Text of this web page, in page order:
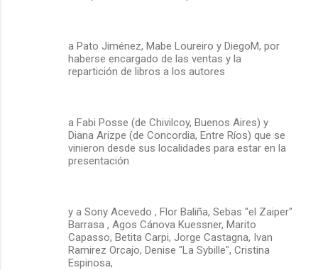
a Pato Jiménez, Mabe Loureiro y DiegoM, por
haberse encargado de las ventas y la
repartición de libros a los autores
a Fabi Posse (de Chivilcoy, Buenos Aires) y
Diana Arizpe (de Concordia, Entre Ríos) que se
vinieron desde sus localidades para estar en la
presentación
y a Sony Acevedo , Flor Baliña, Sebas "el Zaiper"
Barrasa , Agos Cánova Kuessner, Marito
Capasso, Betita Carpi, Jorge Castagna, Ivan
Ramirez Orcajo, Denise "La Sybille", Cristina
Espinosa,